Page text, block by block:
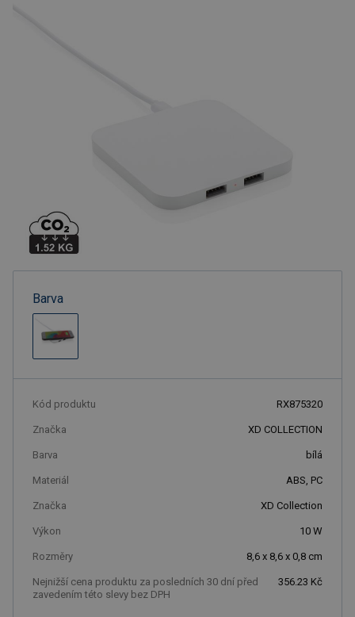
Barva
Kód produktu RX875320
Značka XD COLLECTION
Barva bílá
Materiál ABS, PC
Značka XD Collection
Výkon 10 W
Rozměry 8,6 x 8,6 x 0,8 cm
Nejnižší cena produktu za posledních 30 dní před
zavedením této slevy bez DPH
356.23 Kč